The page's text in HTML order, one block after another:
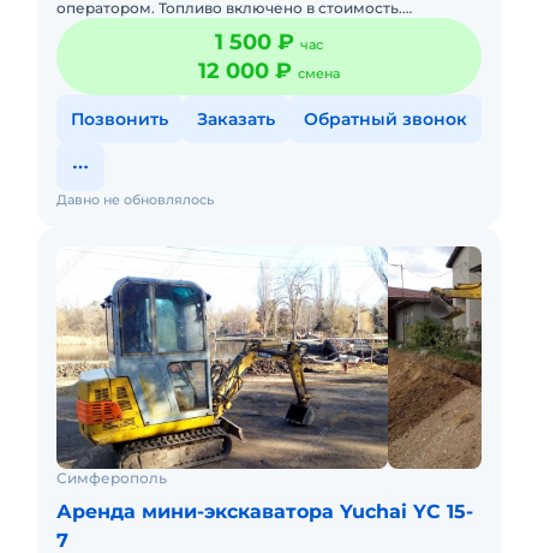
оператором. Топливо включено в стоимость.
Долгосрочная аренда.
1 500 ₽ час
12 000 ₽ смена
Позвонить Заказать Обратный звонок
Давно не обновлялось
Симферополь
Аренда мини-экскаватора Yuchai YC 15-
7